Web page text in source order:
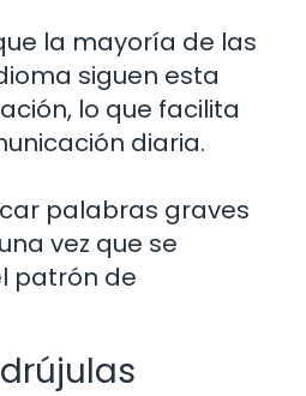
la mayoría de las
siguen esta
lo que facilita
diaria.
palabras graves
vez que se
patrón de